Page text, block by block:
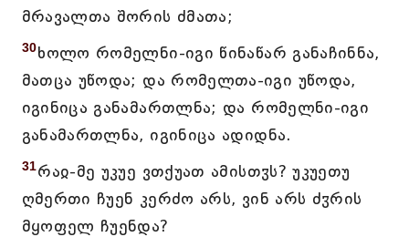
მრავალთა შორის ძმათა;
30ხოლო რომელნი-იგი წინაწარ განაჩინნა,
მათცა უწოდა; და რომელთა-იგი უწოდა,
იგინიცა განამართლნა; და რომელნი-იგი
განამართლნა, იგინიცა ადიდნა.
31რაჲ-მე უკუე ვთქუათ ამისთჳს? უკუეთუ
ღმერთი ჩუენ კერძო არს, ვინ არს ძჳრის
მყოფელ ჩუენდა?